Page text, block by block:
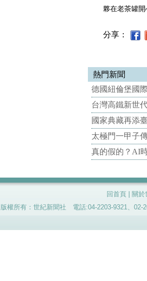
夥在老茶罐
分享：
熱門新聞
德國紐倫堡國
台灣高鐵新世
國家典藏再添
太極門一甲子
真的假的？AI
回首頁 關於
版權所有：世紀新聞社 電話:04-2203-9321、